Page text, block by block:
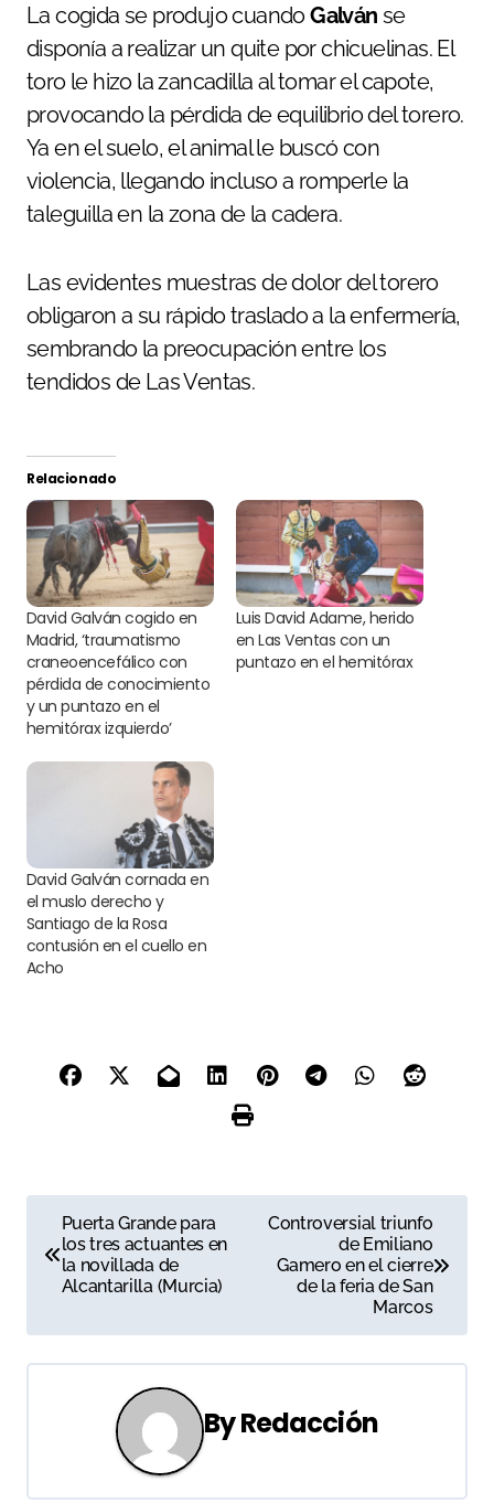
La cogida se produjo cuandoGalvánse
disponía a realizar un quite por chicuelinas. El
toro le hizo la zancadilla al tomar el capote,
provocando la pérdida de equilibrio del torero.
Ya en el suelo, el animal le buscó con
violencia, llegando incluso a romperle la
taleguilla en la zona de la cadera.
Las evidentes muestras de dolor del torero
obligaron a su rápido traslado a la enfermería,
sembrando la preocupación entre los
tendidos de Las Ventas.
Relacionado
David Galván cogido en
Madrid, ‘traumatismo
craneoencefálico con
pérdida de conocimiento
y un puntazo en el
hemitórax izquierdo’
Luis David Adame, herido
en Las Ventas con un
puntazo en el hemitórax
David Galván cornada en
el muslo derecho y
Santiago de la Rosa
contusión en el cuello en
Acho
a
e
c
Puerta Grande para
los tres actuantes en
la novillada de
Alcantarilla (Murcia)
Controversial triunfo
de Emiliano
Gamero en el cierre
de la feria de San
Marcos
ByRedacción